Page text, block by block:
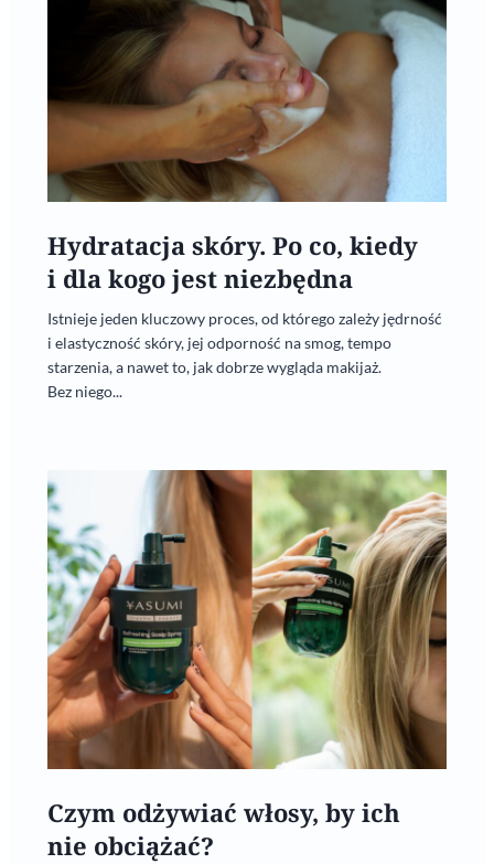
Hydratacja skóry. Po co, kiedy
i dla kogo jest niezbędna
Istnieje jeden kluczowy proces, od którego zależy jędrność
i elastyczność skóry, jej odporność na smog, tempo
starzenia, a nawet to, jak dobrze wygląda makijaż.
Bez niego...
Czym odżywiać włosy, by ich
nie obciążać?